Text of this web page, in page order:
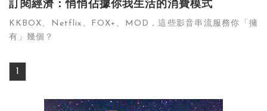
訂閱經濟：悄悄佔據你我生活的消費模式
KKBOX、Netflix、FOX+、MOD，這些影音串流服務你「擁
有」幾個？
1